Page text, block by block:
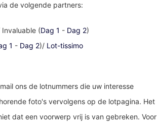
de volgende partners:
Invaluable (Dag 1 - Dag 2)
1 - Dag 2)/ Lot-tissimo
ons de lotnummers die uw interesse
foto's vervolgens op de lotpagina. Het
dat een voorwerp vrij is van gebreken. Voor